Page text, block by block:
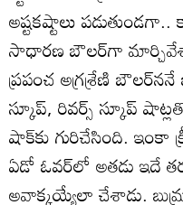
అష్టకష్టాలు
సాధారణ బౌలర్‌గా
ప్రపంచ అగ్రశ్రేణి
స్కూప్‌, రివర్స్‌ స్కూప్‌
షాక్‌కు గురిచేసింది. ఇంకా
ఏడో ఓవర్‌లో అతడు ఇదే
అవాక్కయ్యేలా చేశాడు.